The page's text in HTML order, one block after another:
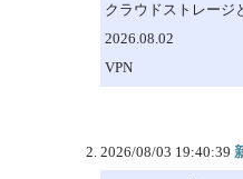
クラウドストレージ
2026.08.02
VPN
2026/08/03 19:40:39